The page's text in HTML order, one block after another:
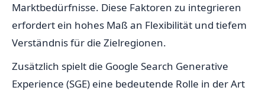
Marktbedürfnisse. Diese Faktoren zu integrieren
erfordert ein hohes Maß an Flexibilität und tiefem
Verständnis für die Zielregionen.
Zusätzlich spielt die Google Search Generative
Experience (SGE) eine bedeutende Rolle in der Art